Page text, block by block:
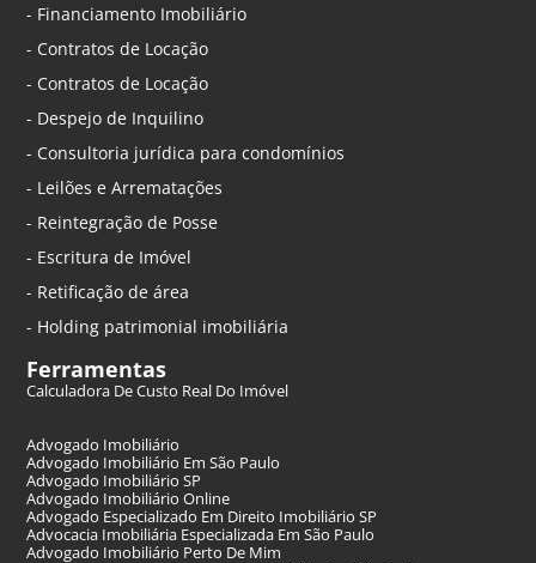
- Financiamento Imobiliário
- Contratos de Locação
- Contratos de Locação
- Despejo de Inquilino
- Consultoria jurídica para condomínios
- Leilões e Arrematações
- Reintegração de Posse
- Escritura de Imóvel
- Retificação de área
- Holding patrimonial imobiliária
Ferramentas
Calculadora De Custo Real Do Imóvel
Advogado Imobiliário
Advogado Imobiliário Em São Paulo
Advogado Imobiliário SP
Advogado Imobiliário Online
Advogado Especializado Em Direito Imobiliário SP
Advocacia Imobiliária Especializada Em São Paulo
Advogado Imobiliário Perto De Mim